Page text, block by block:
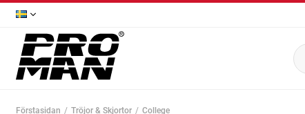
Förstasidan Tröjor & Skjortor College